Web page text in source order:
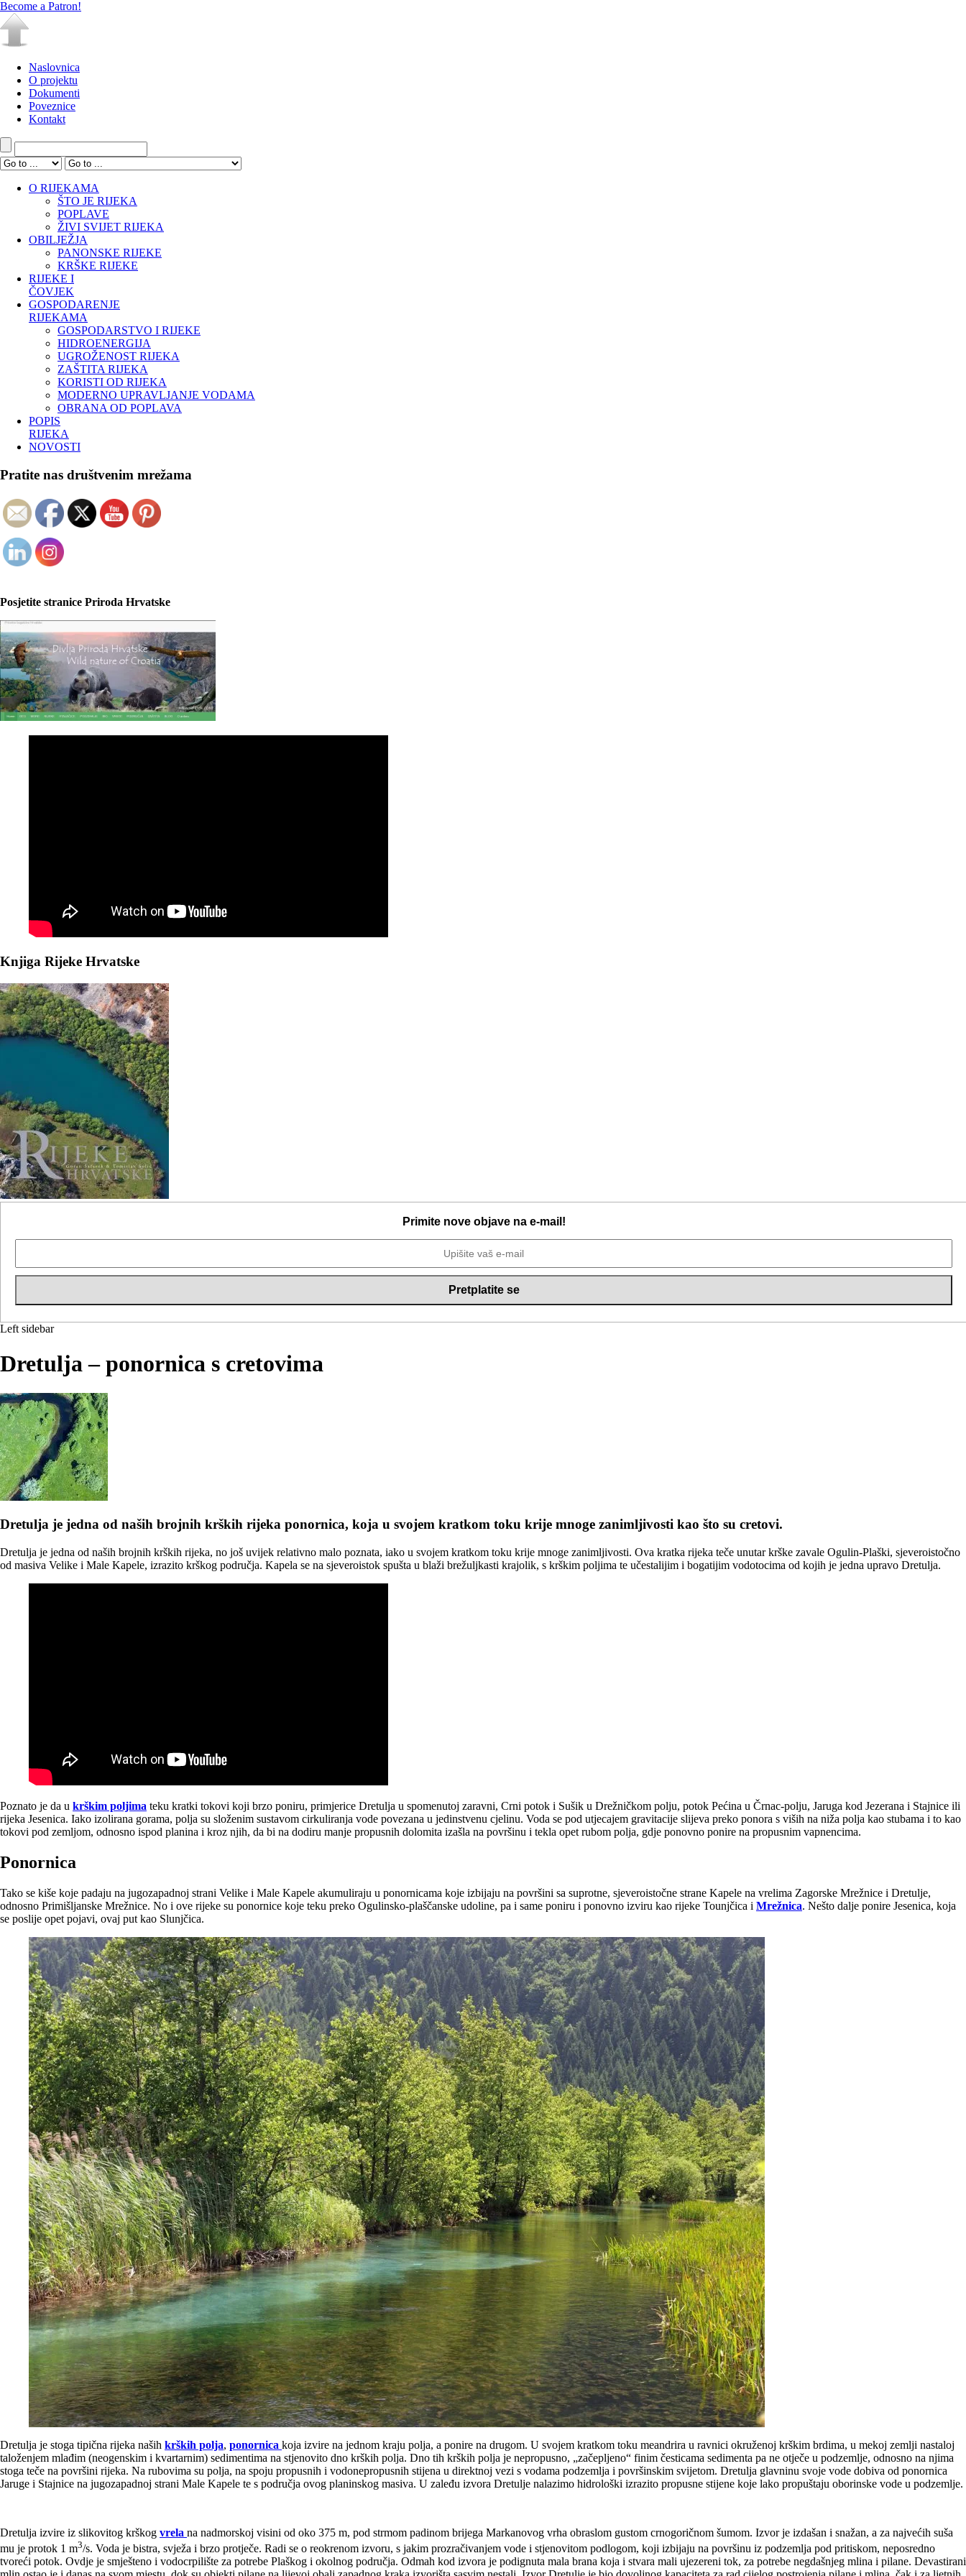
Become a Patron!
Naslovnica
O projektu
Dokumenti
Poveznice
Kontakt
O RIJEKAMA
ŠTO JE RIJEKA
POPLAVE
ŽIVI SVIJET RIJEKA
OBILJEŽJA
PANONSKE RIJEKE
KRŠKE RIJEKE
RIJEKE I
ČOVJEK
GOSPODARENJE
RIJEKAMA
GOSPODARSTVO I RIJEKE
HIDROENERGIJA
UGROŽENOST RIJEKA
ZAŠTITA RIJEKA
KORISTI OD RIJEKA
MODERNO UPRAVLJANJE VODAMA
OBRANA OD POPLAVA
POPIS
RIJEKA
NOVOSTI
Pratite nas društvenim mrežama
Posjetite stranice Priroda Hrvatske
Knjiga Rijeke Hrvatske
Primite nove objave na e-mail!
Left sidebar
Dretulja – ponornica s cretovima
Dretulja je jedna od naših brojnih krških rijeka ponornica, koja u svojem kratkom toku krije mnoge zanimljivosti kao što su cretovi.
Dretulja je jedna od naših brojnih krških rijeka, no još uvijek relativno malo poznata, iako u svojem kratkom toku krije mnoge zanimljivosti. Ova kratka rijeka teče unutar krške zavale Ogulin-Plaški, sjeveroistočno
od masiva Velike i Male Kapele, izrazito krškog područja. Kapela se na sjeveroistok spušta u blaži brežuljkasti krajolik, s krškim poljima te učestalijim i bogatijim vodotocima od kojih je jedna upravo Dretulja.
Poznato je da u krškim poljima teku kratki tokovi koji brzo poniru, primjerice Dretulja u spomenutoj zaravni, Crni potok i Sušik u Drežničkom polju, potok Pećina u Črnac-polju, Jaruga kod Jezerana i Stajnice ili
rijeka Jesenica. Iako izolirana gorama, polja su složenim sustavom cirkuliranja vode povezana u jedinstvenu cjelinu. Voda se pod utjecajem gravitacije slijeva preko ponora s viših na niža polja kao stubama i to kao
tokovi pod zemljom, odnosno ispod planina i kroz njih, da bi na dodiru manje propusnih dolomita izašla na površinu i tekla opet rubom polja, gdje ponovno ponire na propusnim vapnencima.
Ponornica
Tako se kiše koje padaju na jugozapadnoj strani Velike i Male Kapele akumuliraju u ponornicama koje izbijaju na površini sa suprotne, sjeveroistočne strane Kapele na vrelima Zagorske Mrežnice i Dretulje,
odnosno Primišljanske Mrežnice. No i ove rijeke su ponornice koje teku preko Ogulinsko-plaščanske udoline, pa i same poniru i ponovno izviru kao rijeke Tounjčica i Mrežnica. Nešto dalje ponire Jesenica, koja
se poslije opet pojavi, ovaj put kao Slunjčica.
Dretulja je stoga tipična rijeka naših krških polja, ponornica koja izvire na jednom kraju polja, a ponire na drugom. U svojem kratkom toku meandrira u ravnici okruženoj krškim brdima, u mekoj zemlji nastaloj
taloženjem mlađim (neogenskim i kvartarnim) sedimentima na stjenovito dno krških polja. Dno tih krških polja je nepropusno, „začepljeno“ finim česticama sedimenta pa ne otječe u podzemlje, odnosno na njima
stoga teče na površini rijeka. Na rubovima su polja, na spoju propusnih i vodonepropusnih stijena u direktnoj vezi s vodama podzemlja i površinskim svijetom. Dretulja glavninu svoje vode dobiva od ponornica
Jaruge i Stajnice na jugozapadnoj strani Male Kapele te s područja ovog planinskog masiva. U zaleđu izvora Dretulje nalazimo hidrološki izrazito propusne stijene koje lako propuštaju oborinske vode u podzemlje.
Dretulja izvire iz slikovitog krškog vrela na nadmorskoj visini od oko 375 m, pod strmom padinom brijega Markanovog vrha obraslom gustom crnogoričnom šumom. Izvor je izdašan i snažan, a za najvećih suša
mu je protok 1 m3/s. Voda je bistra, svježa i brzo protječe. Radi se o reokrenom izvoru, s jakim prozračivanjem vode i stjenovitom podlogom, koji izbijaju na površinu iz podzemlja pod pritiskom, neposredno
tvoreći potok. Ovdje je smješteno i vodocrpilište za potrebe Plaškog i okolnog područja. Odmah kod izvora je podignuta mala brana koja i stvara mali ujezereni tok, za potrebe negdašnjeg mlina i pilane. Devastirani